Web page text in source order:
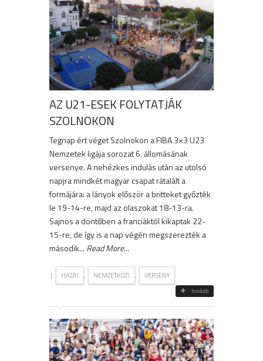
AZ U21-ESEK FOLYTATJÁK
SZOLNOKON
Tegnap ért véget Szolnokon a FIBA 3×3 U23
Nemzetek ligája sorozat 6. állomásának
versenye. A nehézkes indulás után az utolsó
napjra mindkét magyar csapat rátalált a
formájára: a lányok először a britteket győzték
le 19-14-re, majd az olaszokat 18-13-ra.
Sajnos a döntőben a franciáktól kikaptak 22-
15-re, de így is a nap végén megszerezték a
második... Read More...
| HAZAI , NEMZETKÖZI , VERSENY
tovább